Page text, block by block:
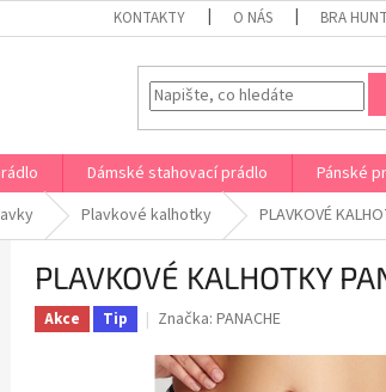
KONTAKTY O NÁS BRA
Dámské stahovací prádlo Pánské
Plavkové kalhotky PLAVKOVÉ
PLAVKOVÉ KALHOTKY
Akce Tip Značka: PANACHE